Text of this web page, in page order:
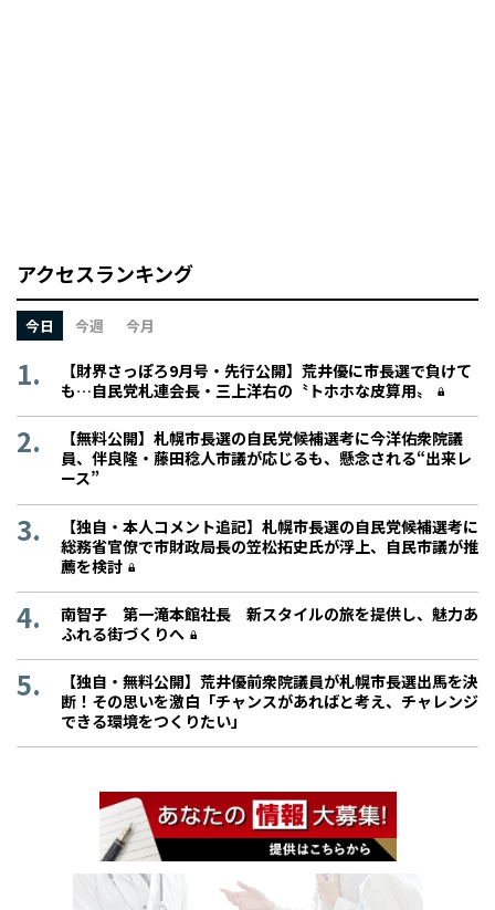
アクセスランキング
今日 今週 今月
【財界さっぽろ9月号・先行公開】荒井優に市長選で負けて
も…自民党札連会長・三上洋右の〝トホホな皮算用〟
【無料公開】札幌市長選の自民党候補選考に今洋佑衆院議
員、伴良隆・藤田稔人市議が応じるも、懸念される“出来レ
ース”
【独自・本人コメント追記】札幌市長選の自民党候補選考に
総務省官僚で市財政局長の笠松拓史氏が浮上、自民市議が推
薦を検討
南智子 第一滝本館社長 新スタイルの旅を提供し、魅力あ
ふれる街づくりへ
【独自・無料公開】荒井優前衆院議員が札幌市長選出馬を決
断！その思いを激白「チャンスがあればと考え、チャレンジ
できる環境をつくりたい」